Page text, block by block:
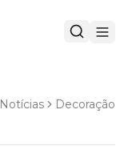
Notícias Decoração